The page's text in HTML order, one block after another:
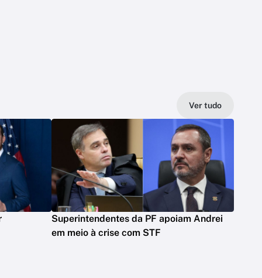
Ver tudo
Superintendentes da PF apoiam Andrei
em meio à crise com STF